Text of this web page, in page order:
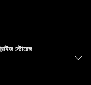
স্টোরেজ